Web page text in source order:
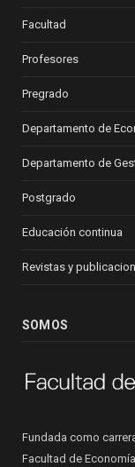
Facultad
Profesores
Pregrado
Departamento de
Departamento de
Postgrado
Educación continua
Revistas y
SOMOS
Fundada como
Facultad de